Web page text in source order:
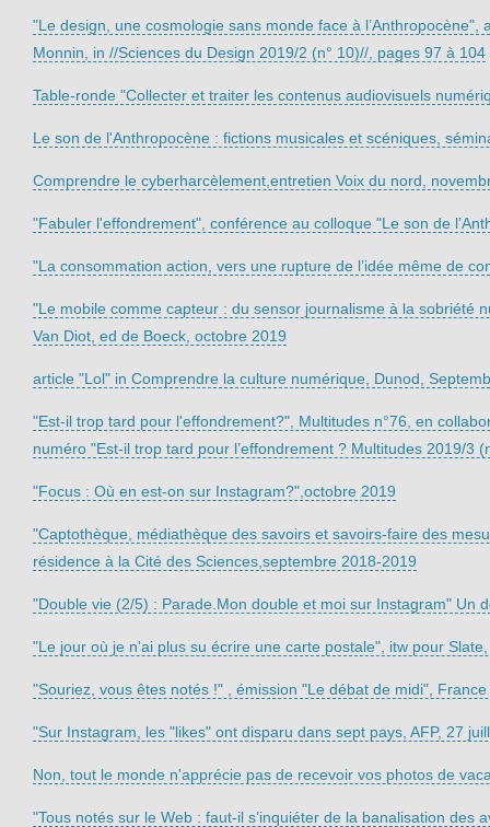
"Le design, une cosmologie sans monde face à
Monnin, in //Sciences du Design 2019/2 (n° 10)//, pages 97 à 104
Table-ronde "Collecter et traiter les contenus audiovisuels
Le son de l'Anthropocène : fictions musicales et scéniques,
Comprendre le cyberharcèlement,entretien Voix du nord,
"Fabuler l'effondrement", conférence au colloque "Le son de
"La consommation action, vers une rupture de l’idée même de
"Le mobile comme capteur : du sensor journalisme à la sobriété
Van Diot, ed de Boeck, octobre 2019
article "Lol" in Comprendre la culture numérique, Dunod,
"Est-il trop tard pour l'effondrement?", Multitudes n°76, en
numéro "Est-il trop tard pour l’effondrement ? Multitudes 2019/3
"Focus : Où en est-on sur Instagram?",octobre 2019
"Captothèque, médiathèque des savoirs et savoirs-faire des
résidence à la Cité des Sciences,septembre 2018-2019
"Double vie (2/5) : Parade.Mon double et moi sur Instagram" Un
"Le jour où je n'ai plus su écrire une carte postale", itw pour
"Souriez, vous êtes notés !" , émission "Le débat de midi",
"Sur Instagram, les "likes" ont disparu dans sept pays, AFP, 27
Non, tout le monde n'apprécie pas de recevoir vos photos de
"Tous notés sur le Web : faut-il s’inquiéter de la banalisation des